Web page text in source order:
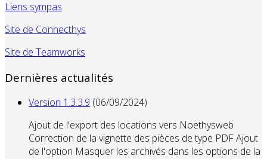
Liens sympas
Site de Connecthys
Site de Teamworks
Dernières actualités
Version 1.3.3.9 (06/09/2024)
Ajout de l'export des locations vers Noethysweb
Correction de la vignette des pièces de type PDF Ajout